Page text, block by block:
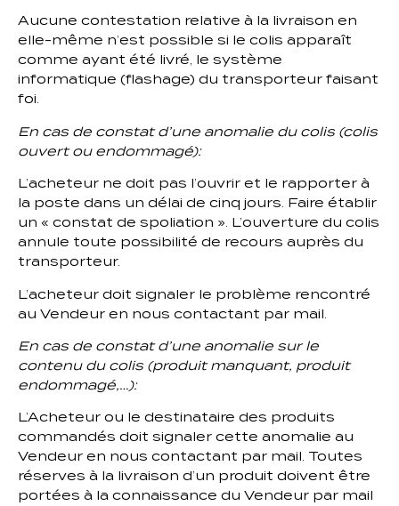
Aucune contestation relative à la livraison en
elle-même n’est possible si le colis apparaît
comme ayant été livré, le système
informatique (flashage) du transporteur faisant
foi.
En cas de constat d’une anomalie du colis (colis
ouvert ou endommagé):
L’acheteur ne doit pas l’ouvrir et le rapporter à
la poste dans un délai de cinq jours. Faire établir
un « constat de spoliation ». L’ouverture du colis
annule toute possibilité de recours auprès du
transporteur.
L’acheteur doit signaler le problème rencontré
au Vendeur en nous contactant par mail.
En cas de constat d’une anomalie sur le
contenu du colis (produit manquant, produit
endommagé,…):
L’Acheteur ou le destinataire des produits
commandés doit signaler cette anomalie au
Vendeur en nous contactant par mail. Toutes
réserves à la livraison d’un produit doivent être
portées à la connaissance du Vendeur par mail